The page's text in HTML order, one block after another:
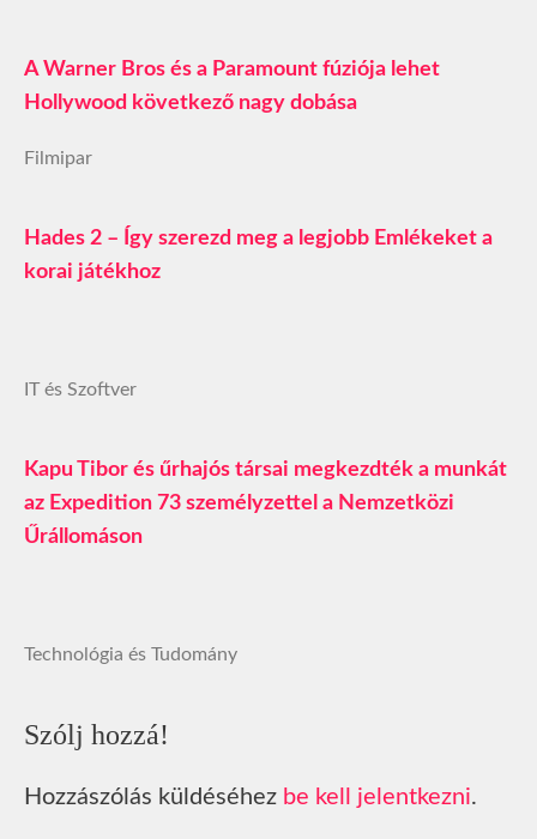
A Warner Bros és a Paramount fúziója lehet
Hollywood következő nagy dobása
Filmipar
Hades 2 – Így szerezd meg a legjobb Emlékeket a
korai játékhoz
IT és Szoftver
Kapu Tibor és űrhajós társai megkezdték a munkát
az Expedition 73 személyzettel a Nemzetközi
Űrállomáson
Technológia és Tudomány
Szólj hozzá!
Hozzászólás küldéséhez be kell jelentkezni.